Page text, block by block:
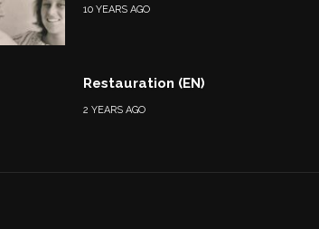
10 YEARS AGO
Restauration (EN)
2 YEARS AGO